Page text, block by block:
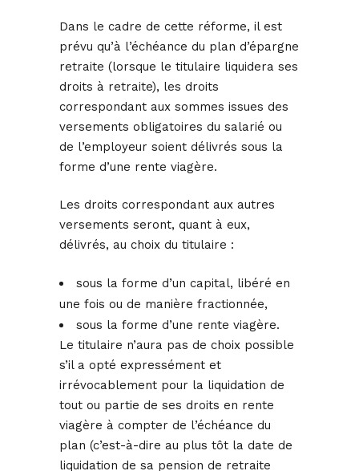
Dans le cadre de cette réforme, il est
prévu qu’à l’échéance du plan d’épargne
retraite (lorsque le titulaire liquidera ses
droits à retraite), les droits
correspondant aux sommes issues des
versements obligatoires du salarié ou
de l’employeur soient délivrés sous la
forme d’une rente viagère.
Les droits correspondant aux autres
versements seront, quant à eux,
délivrés, au choix du titulaire :
sous la forme d’un capital, libéré en
une fois ou de manière fractionnée,
sous la forme d’une rente viagère.
Le titulaire n’aura pas de choix possible
s’il a opté expressément et
irrévocablement pour la liquidation de
tout ou partie de ses droits en rente
viagère à compter de l’échéance du
plan (c’est-à-dire au plus tôt la date de
liquidation de sa pension de retraite